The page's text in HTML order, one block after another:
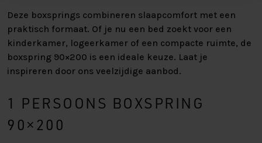
Deze boxsprings combineren slaapcomfort met een
praktisch formaat. Of je nu een bed zoekt voor een
kinderkamer, logeerkamer of een compacte ruimte, de
boxspring 90×200 is een ideale keuze. Laat je
inspireren door ons veelzijdige aanbod.
1 PERSOONS BOXSPRING
90×200